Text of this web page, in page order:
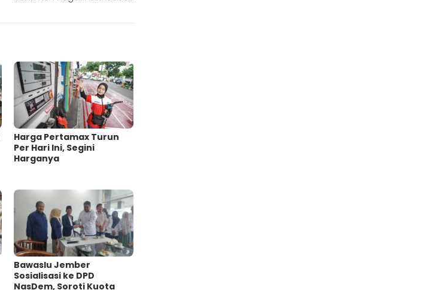
Harga Pertamax Turun
Per Hari Ini, Segini
Harganya
Bawaslu Jember
Sosialisasi ke DPD
NasDem, Soroti Kuota